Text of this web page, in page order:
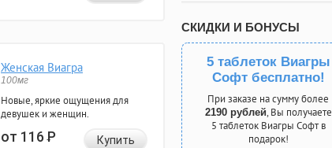
Женская Виагра
100мг
Новые, яркие ощущения для
девушек и женщин.
от 116Р Купить
СКИДКИ И БОНУСЫ
5 таблеток Виагры
Софт бесплатно!
При заказе на сумму более
2190 рублей, Вы получаете
5 таблеток Виагры Софт в
подарок!